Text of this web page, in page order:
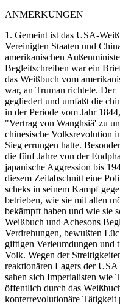
ANMERKUNGEN
1. Gemeint ist das USA-
Vereinigten Staaten und
amerikanischen
Begleitschreiben war ein
das Weißbuch vom
war, an Truman richtete. Der
gegliedert und umfaßt die
in der Periode vom Jahr
"Vertrag von Wanghsiä' zu
chinesische Volksrevolution
Sieg errungen hatte.
die fünf Jahre von der
japanische Aggression bis
diesem Zeitabschnitt eine
scheks in seinem Kampf
betrieben, wie sie mit allen
bekämpft haben und wie sie
Weißbuch und Achesons
Verdrehungen, bewußten
giftigen Verleumdungen und
Volk. Wegen der
reaktionären Lagers der
sahen sich Imperialisten wie
öffentlich durch das
konterrevolutionäre Tätigkeit